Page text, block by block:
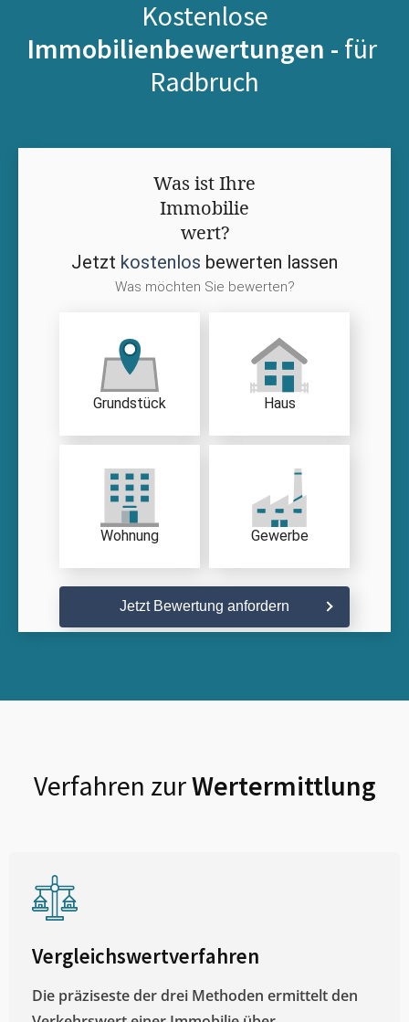
Kostenlose
Immobilienbewertungen - für
Radbruch
Was ist Ihre
Immobilie
wert?
Jetzt kostenlos bewerten lassen
Was möchten Sie bewerten?
Grundstück Haus
Wohnung Gewerbe
Jetzt Bewertung anfordern
Verfahren zurWertermittlung
Vergleichswertverfahren
Die präziseste der drei Methoden ermittelt den